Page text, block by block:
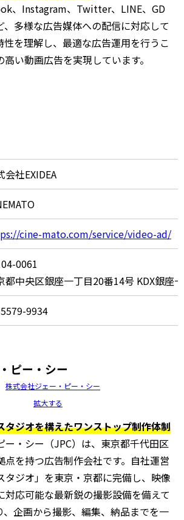
、Instagram、Twitter、LINE、GD
多様な広告媒体への配信に対応して
性を理解し、最適な広告運用を行うこ
い動画広告を実現しています。
会社EXIDEA
cine-mato.com/service/video-ad/
0061
都中央区銀座一丁目20番14号 KDX銀座
9934
ピー・シー
拡大する
タジオを構えたワンストップ制作体制
ー・シー（JPC）は、東京都千代田区
点を持つ広告制作会社です。自社運営
タジオ」を東京・京都に完備し、映像
対応可能な最新鋭の撮影設備を備えて
、企画から撮影、編集、納品までを一